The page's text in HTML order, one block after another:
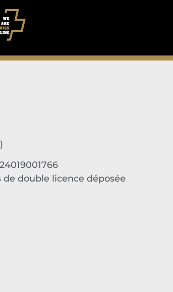
de double licence déposée